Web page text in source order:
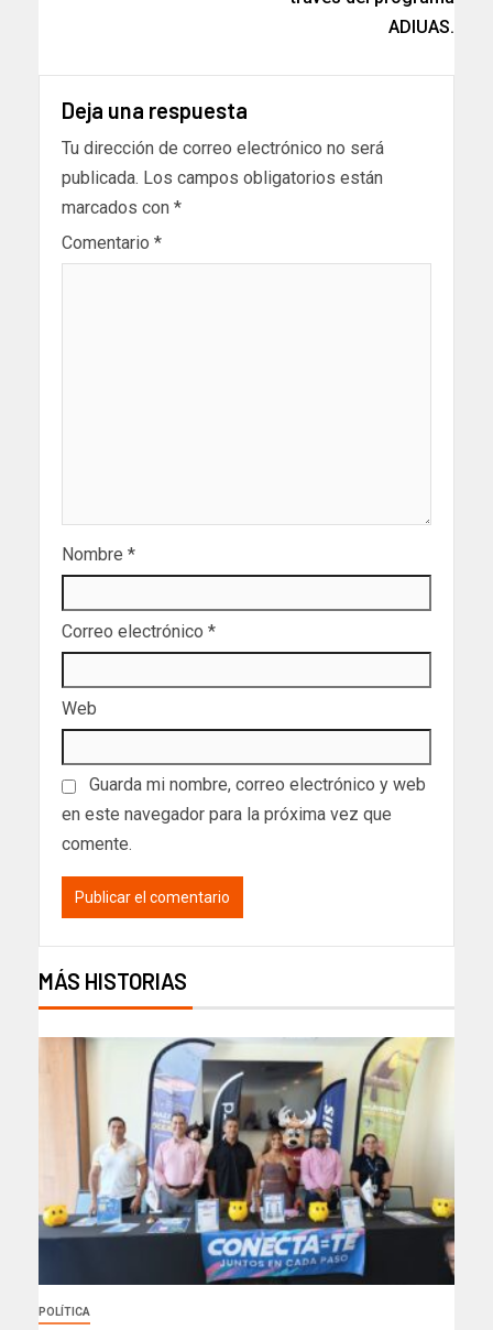
ADIUAS.
Deja una respuesta
Tu dirección de correo electrónico no será
publicada. Los campos obligatorios están
marcados con *
Comentario *
Nombre *
Correo electrónico *
Web
Guarda mi nombre, correo electrónico y web
en este navegador para la próxima vez que
comente.
MÁS HISTORIAS
POLÍTICA